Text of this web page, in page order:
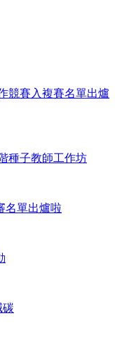
競賽入複賽名單出爐
種子教師工作坊
名單出爐啦
碳